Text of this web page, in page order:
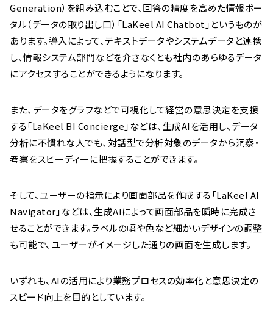
Generation）を組み込むことで、回答の精度を高めた情報ポー
タル（データの取り出し口）「LaKeel AI Chatbot」というものが
あります。導入によって、テキストデータやシステムデータと連携
し、情報システム部門などを介さなくとも社内のあらゆるデータ
にアクセスすることができるようになります。
また、データをグラフなどで可視化して経営の意思決定を支援
する「LaKeel BI Concierge」などは、生成AIを活用し、データ
分析に不慣れな人でも、対話型で分析対象のデータから洞察・
考察をスピーディーに把握することができます。
そして、ユーザーの指示により画面部品を作成する「LaKeel AI
Navigator」などは、生成AIによって画面部品を瞬時に完成さ
せることができます。ラベルの幅や色など細かいデザインの調整
も可能で、ユーザーがイメージした通りの画面を生成します。
いずれも、AIの活用により業務プロセスの効率化と意思決定の
スピード向上を目的としています。